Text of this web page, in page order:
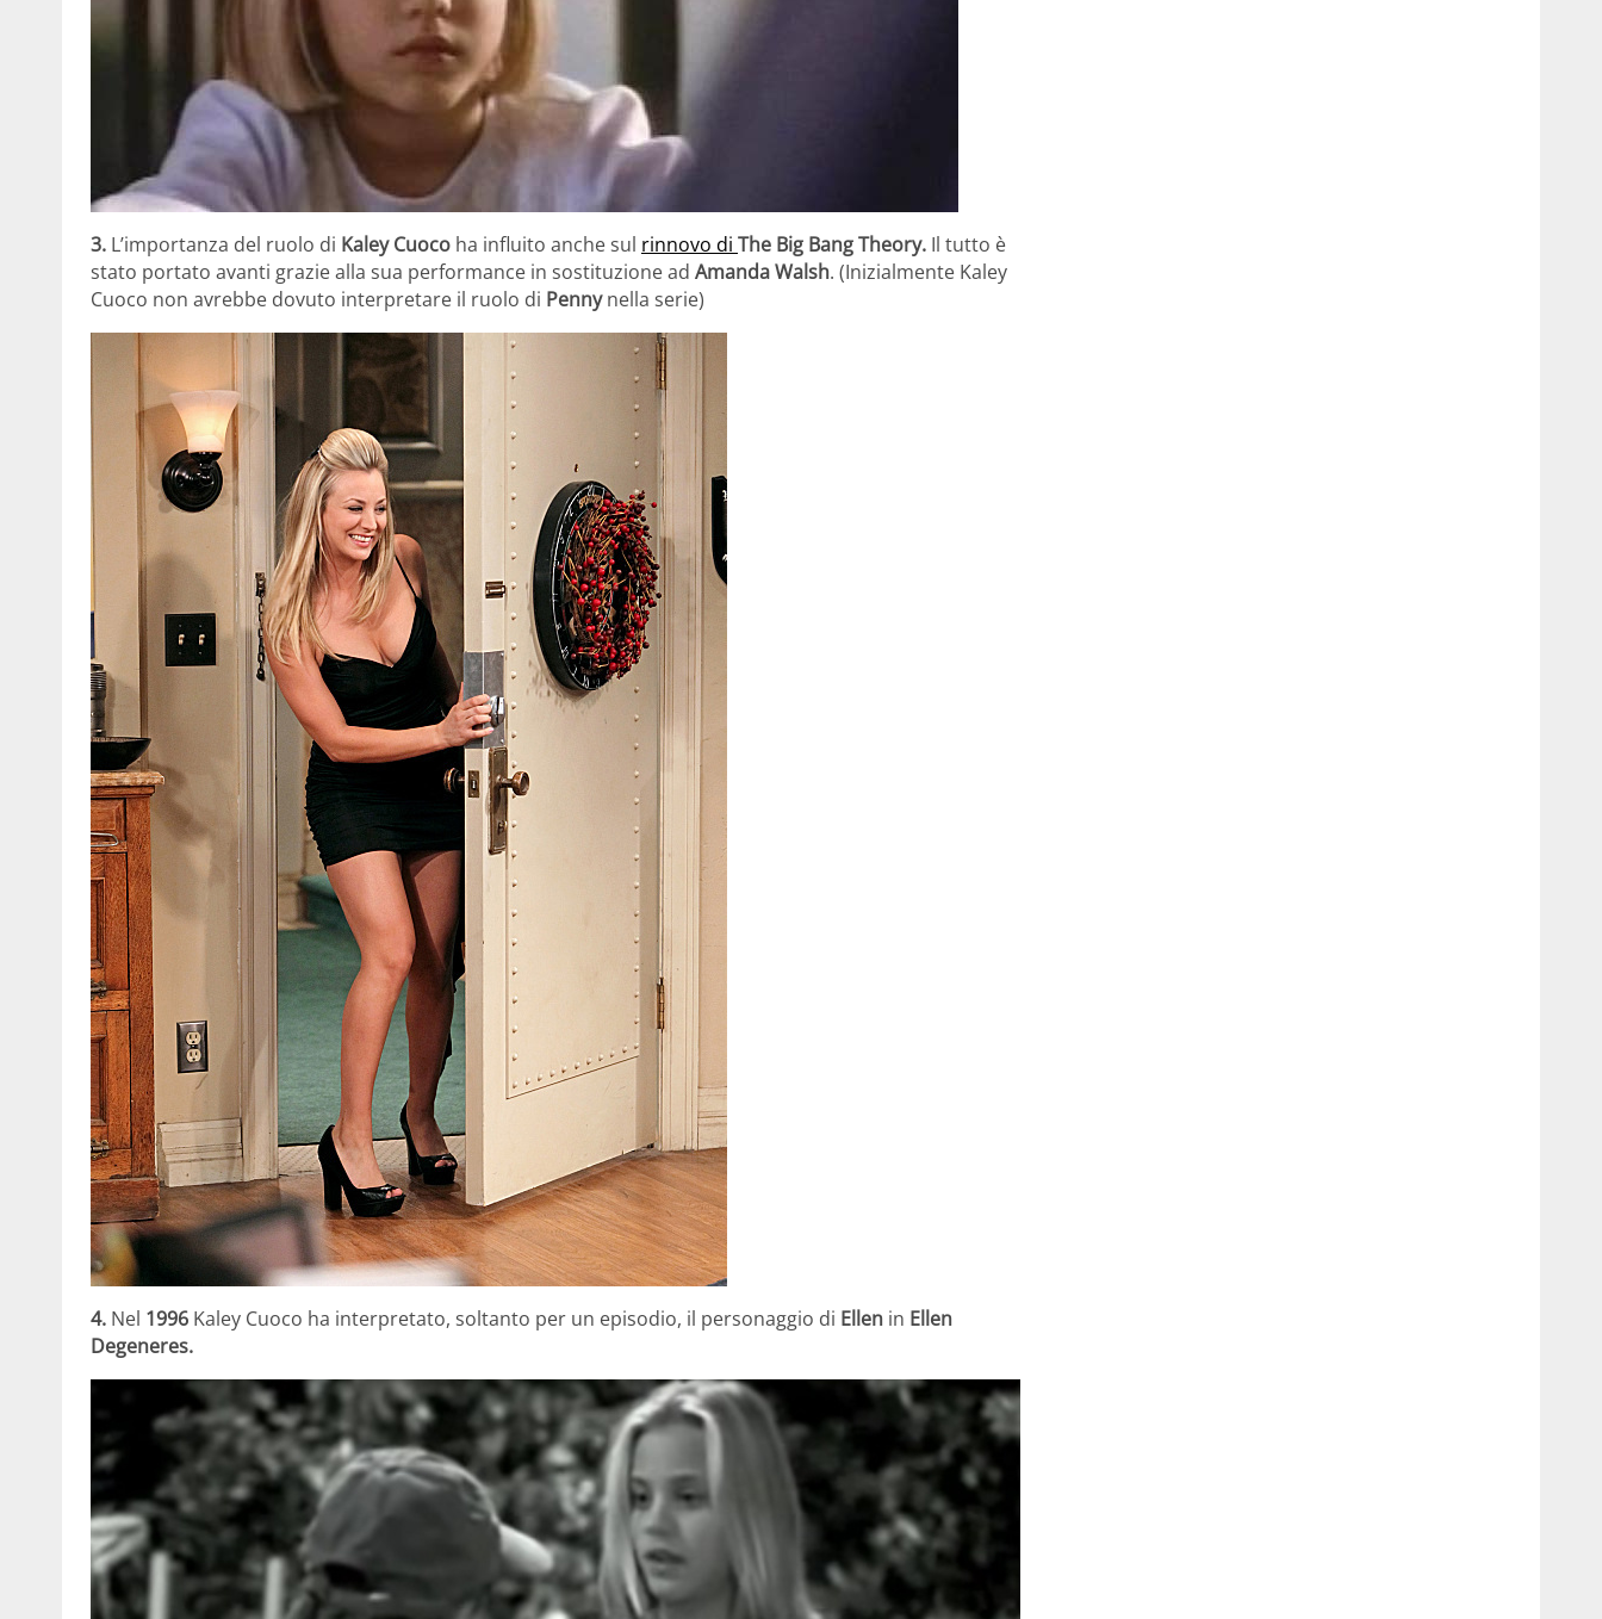
3. L’importanza del ruolo di Kaley Cuoco ha influito anche sul rinnovo di The Big Bang Theory. Il tutto è
stato portato avanti grazie alla sua performance in sostituzione ad Amanda Walsh. (Inizialmente Kaley
Cuoco non avrebbe dovuto interpretare il ruolo di Pennynella serie)
4. Nel 1996 Kaley Cuoco ha interpretato, soltanto per un episodio, il personaggio di Ellen in Ellen
Degeneres.